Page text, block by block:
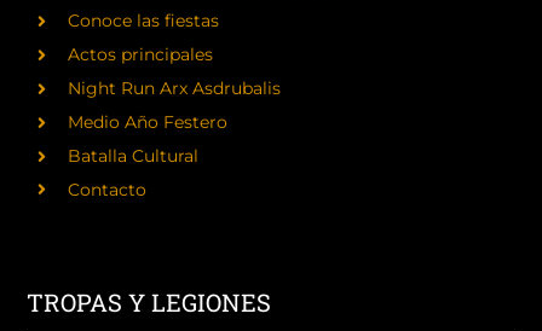
Conoce las fiestas
Actos principales
Night Run Arx Asdrubalis
Medio Año Festero
Batalla Cultural
Contacto
TROPAS Y LEGIONES